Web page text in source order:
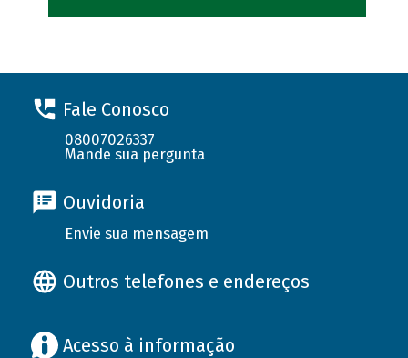
Fale Conosco
08007026337
Mande sua pergunta
Ouvidoria
Envie sua mensagem
Outros telefones e endereços
Acesso à informação